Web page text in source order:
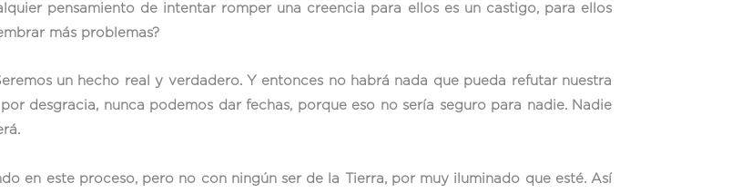
pensamiento de intentar romper una creencia para ellos es un castigo, para ellos
más problemas?
un hecho real y verdadero. Y entonces no habrá nada que pueda refutar nuestra
desgracia, nunca podemos dar fechas, porque eso no sería seguro para nadie. Nadie
en este proceso, pero no con ningún ser de la Tierra, por muy iluminado que esté. Así